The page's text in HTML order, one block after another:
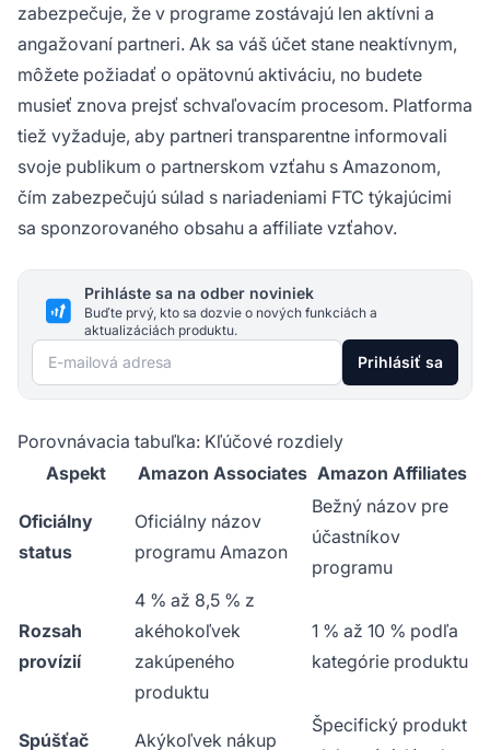
zabezpečuje, že v programe zostávajú len aktívni a
angažovaní partneri. Ak sa váš účet stane neaktívnym,
môžete požiadať o opätovnú aktiváciu, no budete
musieť znova prejsť schvaľovacím procesom. Platforma
tiež vyžaduje, aby partneri transparentne informovali
svoje publikum o partnerskom vzťahu s Amazonom,
čím zabezpečujú súlad s nariadeniami FTC týkajúcimi
sa sponzorovaného obsahu a affiliate vzťahov.
Prihláste sa na odber noviniek
Buďte prvý, kto sa dozvie o nových funkciách a
aktualizáciách produktu.
E-mailová adresa Prihlásiť sa
Porovnávacia tabuľka: Kľúčové rozdiely
Aspekt
Amazon Associates Amazon Affiliates
Oficiálny
status
Oficiálny názov
programu Amazon
Bežný názov pre
účastníkov
programu
Rozsah
provízií
4 % až 8,5 % z
akéhokoľvek
zakúpeného
produktu
1 % až 10 % podľa
kategórie produktu
Spúšťač
Akýkoľvek nákup
Špecifický produkt